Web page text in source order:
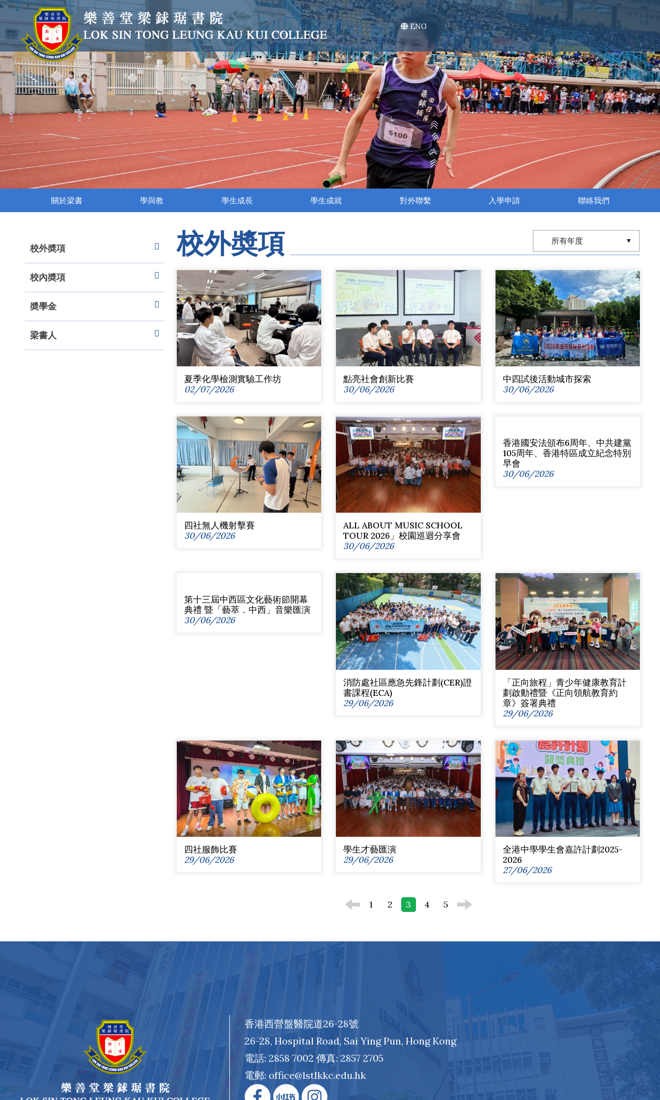
ENG
關於梁書 學與教 學生成長 學生成就 對外聯繫 入學申請 聯絡我們
校外奬項
校內奬項
奬學金
梁書人
校外奬項
夏季化學檢測實驗工作坊
02/07/2026
點亮社會創新比賽
30/06/2026
中四試後活動城市探索
30/06/2026
四社無人機射擊賽
30/06/2026
ALL ABOUT MUSIC SCHOOL
TOUR 2026」校園巡迴分享會
30/06/2026
香港國安法頒布6周年、中共建黨
105周年、香港特區成立紀念特別
早會
30/06/2026
第十三屆中西區文化藝術節開幕
典禮 暨「藝萃．中西」音樂匯演
30/06/2026
消防處社區應急先鋒計劃(CER)證
書課程(ECA)
29/06/2026
「正向旅程」青少年健康教育計
劃啟動禮暨《正向領航教育約
章》簽署典禮
29/06/2026
四社服飾比賽
29/06/2026
學生才藝匯演
29/06/2026
全港中學學生會嘉許計劃2025-
2026
27/06/2026
1 2 3 4 5
香港西營盤醫院道26-28號
26-28, Hospital Road, Sai Ying Pun, Hong Kong
電話: 2858 7002 傳真: 2857 2705
電郵: office@lstlkkc.edu.hk